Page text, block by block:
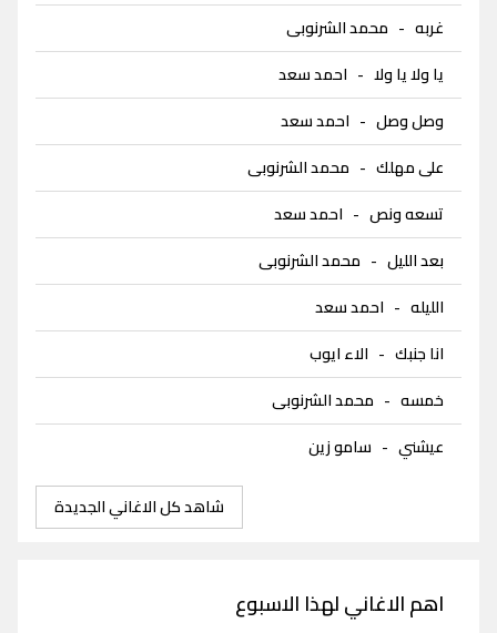
غربه - محمد الشرنوبى
يا ولا يا ولا - احمد سعد
وصل وصل - احمد سعد
على مهلك - محمد الشرنوبى
تسعه ونص - احمد سعد
بعد الليل - محمد الشرنوبى
الليله - احمد سعد
انا جنبك - الاء ايوب
خمسه - محمد الشرنوبى
عيشني - سامو زين
شاهد كل الاغاني الجديدة
اهم الاغاني لهذا الاسبوع